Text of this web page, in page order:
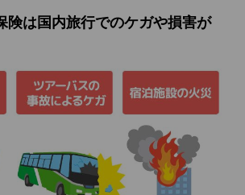
険は国内旅行でのケガや損害が